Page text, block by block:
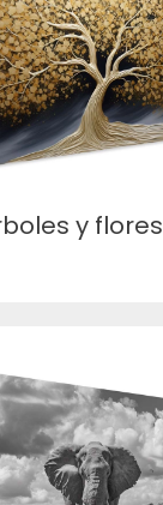
y flores